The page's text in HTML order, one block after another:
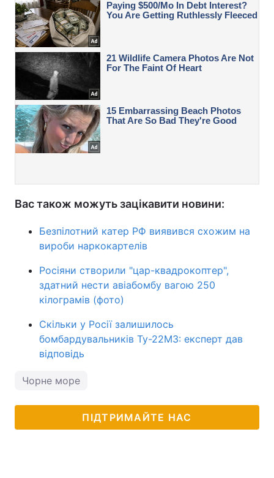
Вас також можуть зацікавити новини:
Безпілотний катер РФ виявився схожим на
вироби наркокартелів
Росіяни створили "цар-квадрокоптер",
здатний нести авіабомбу вагою 250
кілограмів (фото)
Скільки у Росії залишилось
бомбардувальників Ту-22М3: експерт дав
відповідь
Чорне море
ПІДТРИМАЙТЕ НАС